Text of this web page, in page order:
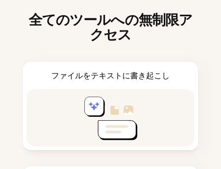
全てのツールへの無制限ア
クセス
ファイルをテキストに書き起こし